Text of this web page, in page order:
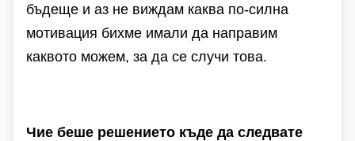
бъдеще и аз не виждам каква по-силна
мотивация бихме имали да направим
каквото можем, за да се случи това.
Чие беше решението къде да следвате